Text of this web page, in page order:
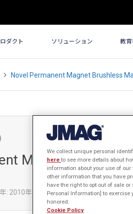
ダクト ソリューション 教育
Novel Permanent Magnet Brushless
Magnet
: 2010年
We collect unique personal
hereto see more details about
information about your use of
other information that you have
have the right to opt out of sale
Personal Information] to
honored.
Cookie Policy